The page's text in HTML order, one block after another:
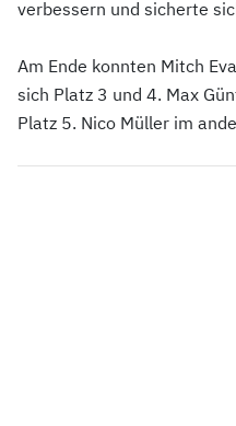
verbessern und sicherte
Am Ende konnten Mitch
sich Platz 3 und 4. Max
Platz 5. Nico Müller im